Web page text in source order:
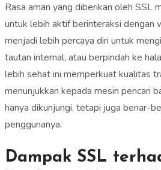
Rasa aman yang diberikan oleh SSL
untuk lebih aktif berinteraksi dengan
menjadi lebih percaya diri untuk
tautan internal, atau berpindah ke
lebih sehat ini memperkuat kualitas
menunjukkan kepada mesin pencari
hanya dikunjungi, tetapi juga benar-
penggunanya.
Dampak SSL